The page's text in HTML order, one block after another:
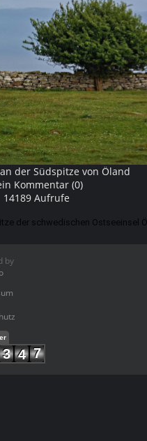
der Südspitze von Öland
Kommentar (0)
14189 Aufrufe
der schwedischen
by
3 4 7